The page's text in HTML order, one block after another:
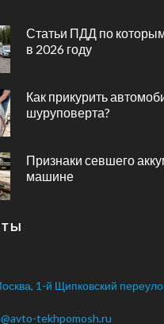
Статьи ПДД по
в 2026 году
Как прикурить
шуруповерта?
Признаки севшего
машине
1-й Щипковский
tekhpomosh.ru